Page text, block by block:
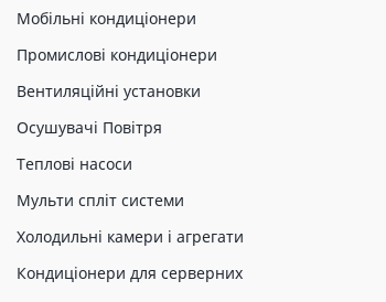
Мобільні кондиціонери
Промислові кондиціонери
Вентиляційні установки
Осушувачі Повітря
Теплові насоси
Мульти спліт системи
Холодильні камери і агрегати
Кондиціонери для серверних